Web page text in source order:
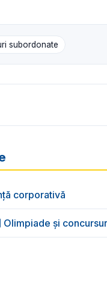
subordonate
corporativă
Olimpiade și